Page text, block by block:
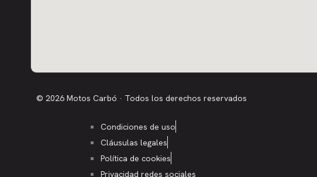
© 2026 Motos Carbó · Todos los derechos reservados
Condiciones de uso
Cláusulas legales
Política de cookies
Privacidad redes sociales